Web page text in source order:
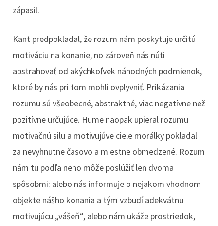
zápasil.
Kant predpokladal, že rozum nám poskytuje určitú
motiváciu na konanie, no zároveň nás núti
abstrahovať od akýchkoľvek náhodných podmienok,
ktoré by nás pri tom mohli ovplyvniť. Prikázania
rozumu sú všeobecné, abstraktné, viac negatívne než
pozitívne určujúce. Hume naopak upieral rozumu
motivačnú silu a motivujúve ciele morálky pokladal
za nevyhnutne časovo a miestne obmedzené. Rozum
nám tu podľa neho môže poslúžiť len dvoma
spôsobmi: alebo nás informuje o nejakom vhodnom
objekte nášho konania a tým vzbudí adekvátnu
motivujúcu „vášeň“, alebo nám ukáže prostriedok,